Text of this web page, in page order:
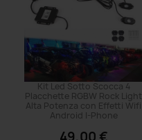
Kit Led Sotto Scocca 4
Placchette RGBW Rock Light
Alta Potenza con Effetti Wifi
Android I-Phone